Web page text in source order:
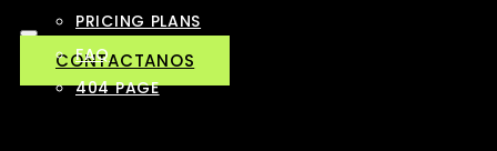
CONTACTANOS
PRICING PLANS
FAQ
404 PAGE